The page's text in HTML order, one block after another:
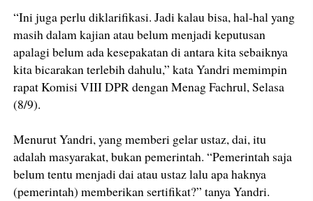
“Ini juga perlu diklarifikasi. Jadi kalau bisa, hal-hal yang
masih dalam kajian atau belum menjadi keputusan
apalagi belum ada kesepakatan di antara kita sebaiknya
kita bicarakan terlebih dahulu,” kata Yandri memimpin
rapat Komisi VIII DPR dengan Menag Fachrul, Selasa
(8/9).
Menurut Yandri, yang memberi gelar ustaz, dai, itu
adalah masyarakat, bukan pemerintah. “Pemerintah saja
belum tentu menjadi dai atau ustaz lalu apa haknya
(pemerintah) memberikan sertifikat?” tanya Yandri.